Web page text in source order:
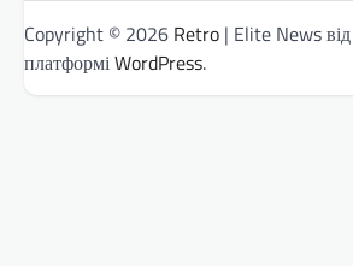
Copyright © 2026 Retro | Elite News від
платформіWordPress.